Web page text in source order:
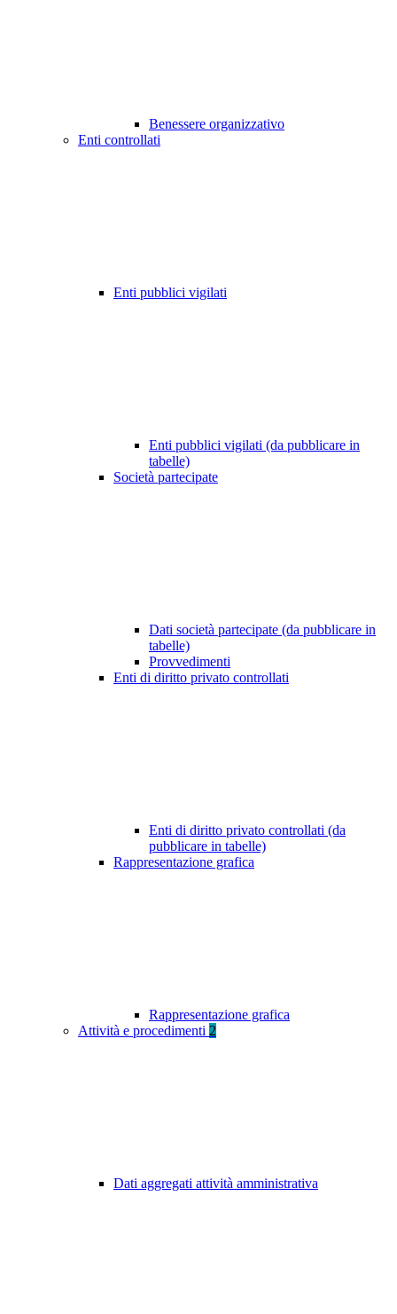
Benessere organizzativo
Enti controllati
Enti pubblici vigilati
Enti pubblici vigilati (da pubblicare in
tabelle)
Società partecipate
Dati società partecipate (da pubblicare in
tabelle)
Provvedimenti
Enti di diritto privato controllati
Enti di diritto privato controllati (da
pubblicare in tabelle)
Rappresentazione grafica
Rappresentazione grafica
Attività e procedimenti 2
Dati aggregati attività amministrativa